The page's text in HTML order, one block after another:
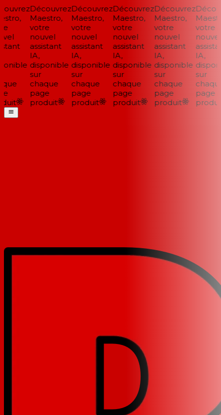
Découvrez
Maestro,
votre
nouvel
assistant
IA,
disponible
sur
chaque
page
produit
Découvrez
Maestro,
votre
nouvel
assistant
IA,
disponible
sur
chaque
page
produit
Découvrez
Maestro,
votre
nouvel
assistant
IA,
disponible
sur
chaque
page
produit
Découvrez
Maestro,
votre
nouvel
assistant
IA,
disponible
sur
chaque
page
produit
votre
nouvel
IA,
sur
chaque
page
produit